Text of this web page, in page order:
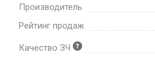
Производитель
Рейтинг продаж
Качество ЗЧ